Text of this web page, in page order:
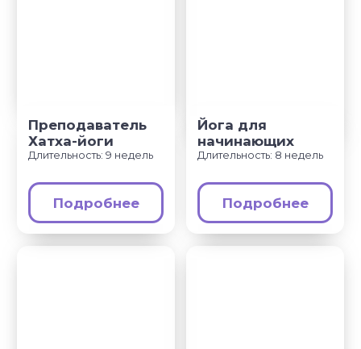
персональных данных
ВАЖНОЕ
Публичная оферта
Государственная лицензия
Об организации